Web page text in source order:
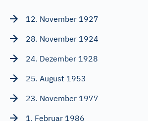
12. November 1927
28. November 1924
24. Dezember 1928
25. August 1953
23. November 1977
1. Februar 1986